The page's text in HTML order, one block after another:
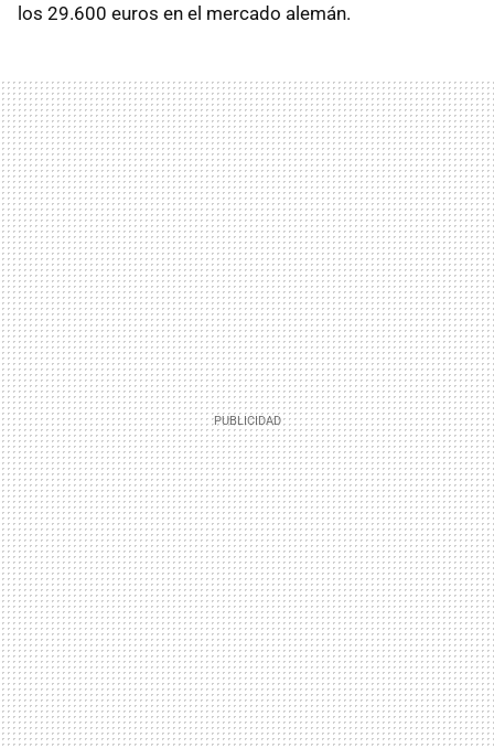
los 29.600 euros en el mercado alemán.